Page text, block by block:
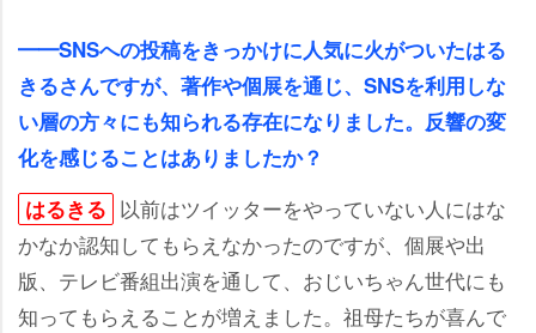
━━SNSへの投稿をきっかけに人気に火がついたはる
きるさんですが、著作や個展を通じ、SNSを利用しな
い層の方々にも知られる存在になりました。反響の変
化を感じることはありましたか？
はるきる 以前はツイッターをやっていない人にはな
かなか認知してもらえなかったのですが、個展や出
版、テレビ番組出演を通して、おじいちゃん世代にも
知ってもらえることが増えました。祖母たちが喜んで